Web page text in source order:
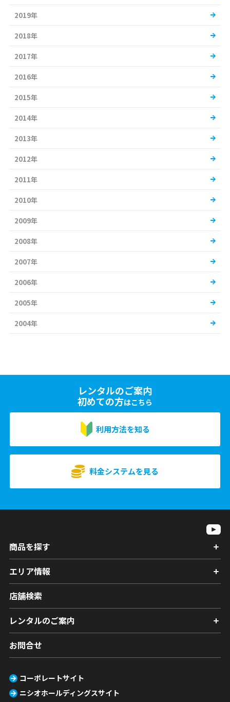
2019年
2018年
2017年
2016年
2015年
2014年
2013年
2012年
2011年
2010年
2009年
2008年
2007年
2006年
2005年
2004年
レンタルのご案内
初めての方はこちら
利用方法を知る
料金システムを見る
商品を探す
エリア情報
店舗検索
レンタルのご案内
お問合せ
コーポレートサイト
ニシオホールディングスサイト